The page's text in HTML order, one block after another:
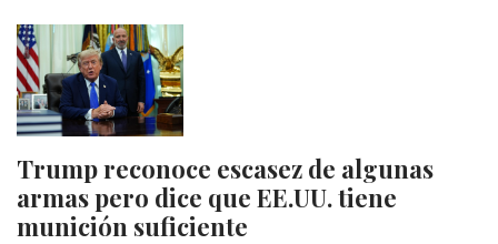
Trump reconoce escasez de algunas
armas pero dice que EE.UU. tiene
munición suficiente